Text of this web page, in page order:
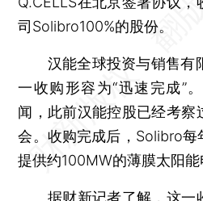
司Solibro100%的股份。
汉能全球投资与销售有
一收购形容为“迅速完成”
闻，此前汉能控股已经考察
会。收购完成后，Solibro每
提供约100MW的薄膜太阳能
据财新记者了解，这一